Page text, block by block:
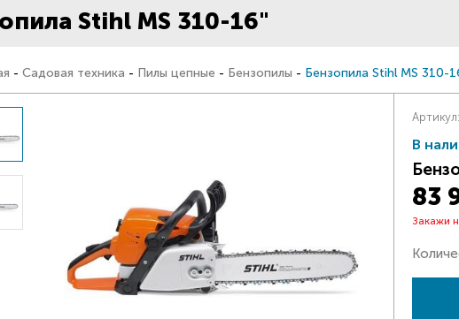
Stihl MS 310-16"
- Садовая техника - Пилы цепные - Бензопилы - Бензопила Stihl MS 310-
Артикул:
В
83
Закажи